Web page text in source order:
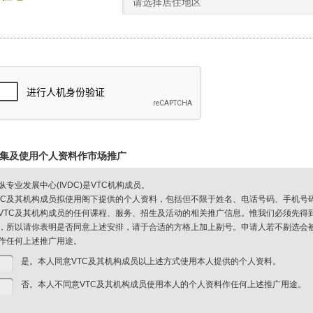
及使用个人资料作市场推广
专业发展中心(IVDC)是VTC机构成员。
及其机构成员拟使用阁下提供的个人资料，包括但不限于姓名、电话号码、手机
及其机构成员的任何课程、服务、招生及活动的相关推广信息。惟我们必须先
所以请你表明是否同意上述安排，请于合适的方格上加上剔号。申请人若不剔选
任何上述推广用途。
是。本人同意VTC及其机构成员以上述方式使用本人提供的个人资料。
否。本人不同意VTC及其机构成员使用本人的个人资料作任何上述推广用途。